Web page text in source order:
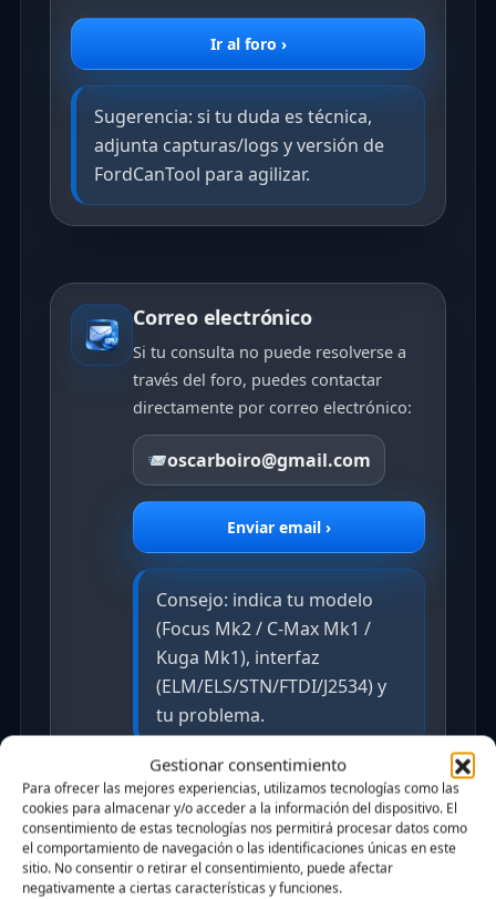
Gestionar consentimiento
Para ofrecer las mejores experiencias, utilizamos tecnologías como las
cookies para almacenar y/o acceder a la información del dispositivo. El
consentimiento de estas tecnologías nos permitirá procesar datos como
el comportamiento de navegación o las identificaciones únicas en este
sitio. No consentir o retirar el consentimiento, puede afectar
negativamente a ciertas características y funciones.
Ir al foro ›
Sugerencia: si tu duda es técnica,
adjunta capturas/logs y versión de
FordCanTool para agilizar.
Correo electrónico
Si tu consulta no puede resolverse a
través del foro, puedes contactar
directamente por correo electrónico:
oscarboiro@gmail.com
Enviar email ›
Consejo: indica tu modelo
(Focus Mk2 / C-Max Mk1 /
Kuga Mk1), interfaz
(ELM/ELS/STN/FTDI/J2534) y
tu problema.
Beta testers